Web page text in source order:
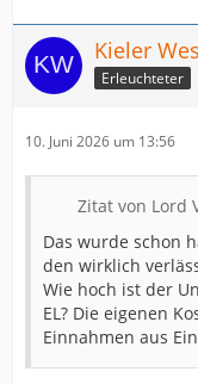
Kieler
Erleuchteter
10. Juni 2026 um 13:56
Zitat von Lord
Das wurde schon
den wirklich
Wie hoch ist der
EL? Die eigenen
Einnahmen aus